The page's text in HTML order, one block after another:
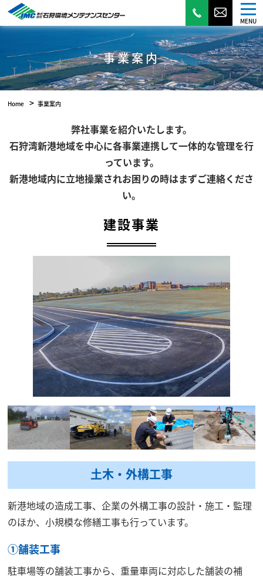
MENU
事業案内
Home > 事業案内
弊社事業を紹介いたします。
石狩湾新港地域を中心に各事業連携して一体的な管理を行
っています。
新港地域内に立地操業されお困りの時はまずご連絡くださ
い。
建設事業
土木・外構工事
新港地域の造成工事、企業の外構工事の設計・施工・監理
のほか、小規模な修繕工事も行っています。
①舗装工事
駐車場等の舗装工事から、重量車両に対応した舗装の補